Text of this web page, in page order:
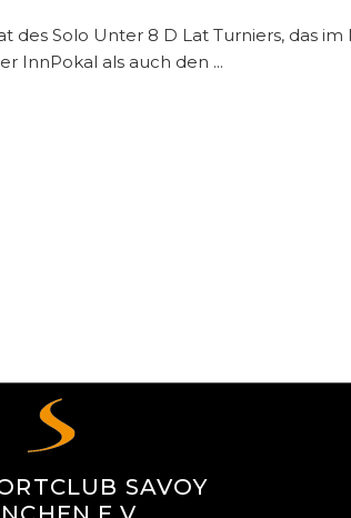
des Solo Unter 8 D Lat Turniers, das
InnPokal als auch den
SAVOY